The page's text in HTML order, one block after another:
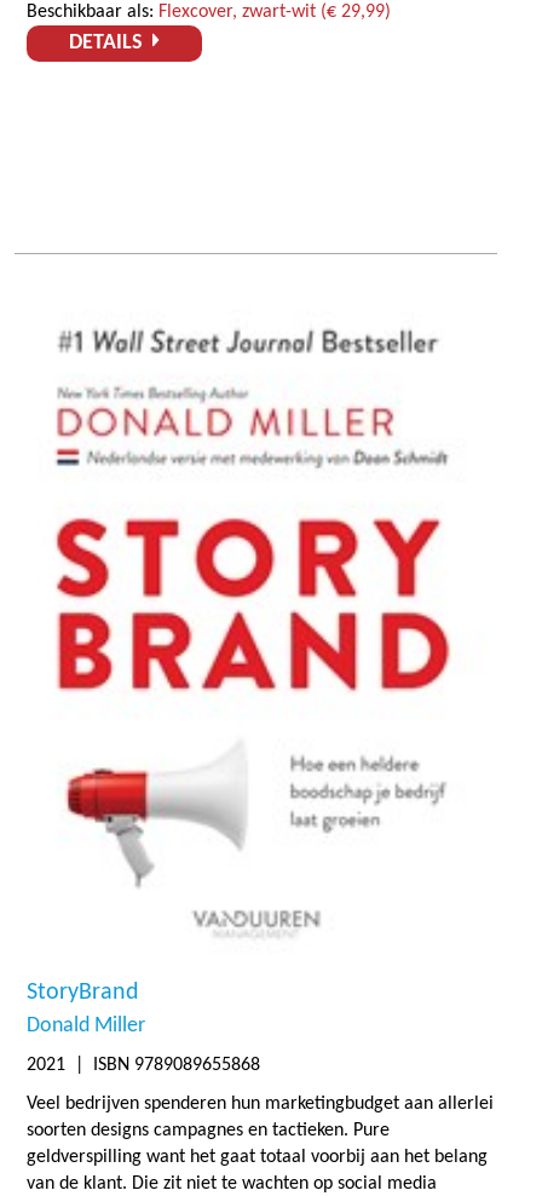
Beschikbaar als: Flexcover, zwart-wit (€ 29,99)
DETAILS
StoryBrand
Donald Miller
2021 | ISBN 9789089655868
Veel bedrijven spenderen hun marketingbudget aan allerlei
soorten designs campagnes en tactieken. Pure
geldverspilling want het gaat totaal voorbij aan het belang
van de klant. Die zit niet te wachten op social media